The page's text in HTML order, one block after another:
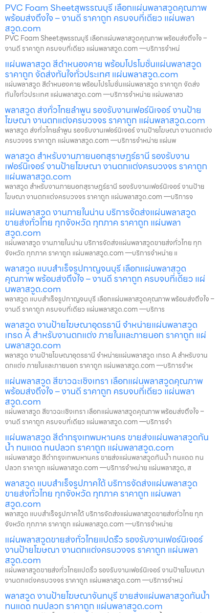
PVC Foam Sheetสุพรรณบุรี เลือกแผ่นพลาสวูดคุณภาพ
พร้อมส่งถึงใจ – งานดี ราคาถูก ครบจบที่เดียว แผ่นพลา
สวูด.com
PVC Foam Sheetสุพรรณบุรี เลือกแผ่นพลาสวูดคุณภาพ พร้อมส่งถึงใจ –
งานดี ราคาถูก ครบจบที่เดียว แผ่นพลาสวูด.com —บริการจำหน่
แผ่นพลาสวูด สีดำหนองคาย พร้อมโปรโมชั่นแผ่นพลาสวูด
ราคาถูก จัดส่งทันใจทั่วประเทศ แผ่นพลาสวูด.com
แผ่นพลาสวูด สีดำหนองคาย พร้อมโปรโมชั่นแผ่นพลาสวูด ราคาถูก จัดส่ง
ทันใจทั่วประเทศ แผ่นพลาสวูด.com —บริการจำหน่าย แผ่นพลาสว
พลาสวูด ส่งทั่วไทยลำพูน รองรับงานเฟอร์นิเจอร์ งานป้าย
โฆษณา งานตกแต่งครบวงจร ราคาถูก แผ่นพลาสวูด.com
พลาสวูด ส่งทั่วไทยลำพูน รองรับงานเฟอร์นิเจอร์ งานป้ายโฆษณา งานตกแต่ง
ครบวงจร ราคาถูก แผ่นพลาสวูด.com —บริการจำหน่าย แผ่นพ
พลาสวูด สำหรับงานภายนอกสุราษฎร์ธานี รองรับงาน
เฟอร์นิเจอร์ งานป้ายโฆษณา งานตกแต่งครบวงจร ราคาถูก
แผ่นพลาสวูด.com
พลาสวูด สำหรับงานภายนอกสุราษฎร์ธานี รองรับงานเฟอร์นิเจอร์ งานป้าย
โฆษณา งานตกแต่งครบวงจร ราคาถูก แผ่นพลาสวูด.com —บริการจ
แผ่นพลาสวูด งานภายในน่าน บริการจัดส่งแผ่นพลาสวูด
ขายส่งทั่วไทย ทุกจังหวัด ทุกภาค ราคาถูก แผ่นพลา
สวูด.com
แผ่นพลาสวูด งานภายในน่าน บริการจัดส่งแผ่นพลาสวูดขายส่งทั่วไทย ทุก
จังหวัด ทุกภาค ราคาถูก แผ่นพลาสวูด.com —บริการจำหน่าย แ
พลาสวูด แบบสำเร็จรูปกาญจนบุรี เลือกแผ่นพลาสวูด
คุณภาพ พร้อมส่งถึงใจ – งานดี ราคาถูก ครบจบที่เดียว แผ่
นพลาสวูด.com
พลาสวูด แบบสำเร็จรูปกาญจนบุรี เลือกแผ่นพลาสวูดคุณภาพ พร้อมส่งถึงใจ –
งานดี ราคาถูก ครบจบที่เดียว แผ่นพลาสวูด.com —บริการ
พลาสวูด งานป้ายโฆษณาอุดรธานี จำหน่ายแผ่นพลาสวูด
เกรด A สำหรับงานตกแต่ง ภายในและภายนอก ราคาถูก แผ่
นพลาสวูด.com
พลาสวูด งานป้ายโฆษณาอุดรธานี จำหน่ายแผ่นพลาสวูด เกรด A สำหรับงาน
ตกแต่ง ภายในและภายนอก ราคาถูก แผ่นพลาสวูด.com —บริการจำห
แผ่นพลาสวูด สีขาวฉะเชิงเทรา เลือกแผ่นพลาสวูดคุณภาพ
พร้อมส่งถึงใจ – งานดี ราคาถูก ครบจบที่เดียว แผ่นพลา
สวูด.com
แผ่นพลาสวูด สีขาวฉะเชิงเทรา เลือกแผ่นพลาสวูดคุณภาพ พร้อมส่งถึงใจ –
งานดี ราคาถูก ครบจบที่เดียว แผ่นพลาสวูด.com —บริการจำ
แผ่นพลาสวูด สีดำกรุงเทพมหานคร ขายส่งแผ่นพลาสวูดกัน
น้ำ ทนแดด ทนปลวก ราคาถูก แผ่นพลาสวูด.com
แผ่นพลาสวูด สีดำกรุงเทพมหานคร ขายส่งแผ่นพลาสวูดกันน้ำ ทนแดด ทน
ปลวก ราคาถูก แผ่นพลาสวูด.com —บริการจำหน่าย แผ่นพลาสวูด, ส
พลาสวูด แบบสำเร็จรูปภาคใต้ บริการจัดส่งแผ่นพลาสวูด
ขายส่งทั่วไทย ทุกจังหวัด ทุกภาค ราคาถูก แผ่นพลา
สวูด.com
พลาสวูด แบบสำเร็จรูปภาคใต้ บริการจัดส่งแผ่นพลาสวูดขายส่งทั่วไทย ทุก
จังหวัด ทุกภาค ราคาถูก แผ่นพลาสวูด.com —บริการจำหน่าย
แผ่นพลาสวูดขายส่งทั่วไทยแปดริ้ว รองรับงานเฟอร์นิเจอร์
งานป้ายโฆษณา งานตกแต่งครบวงจร ราคาถูก แผ่นพลา
สวูด.com
แผ่นพลาสวูดขายส่งทั่วไทยแปดริ้ว รองรับงานเฟอร์นิเจอร์ งานป้ายโฆษณา
งานตกแต่งครบวงจร ราคาถูก แผ่นพลาสวูด.com —บริการจำหน่
พลาสวูด งานป้ายโฆษณาจันทบุรี ขายส่งแผ่นพลาสวูดกันน้ำ
ทนแดด ทนปลวก ราคาถูก แผ่นพลาสวูด.com